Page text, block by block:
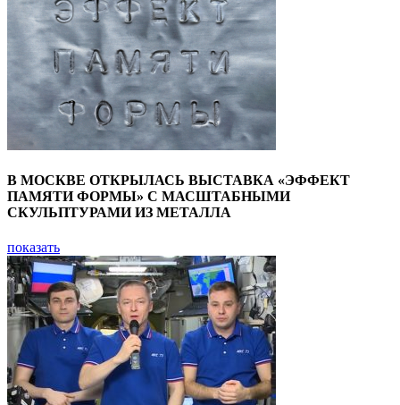
В МОСКВЕ ОТКРЫЛАСЬ ВЫСТАВКА «ЭФФЕКТ
ПАМЯТИ ФОРМЫ» С МАСШТАБНЫМИ
СКУЛЬПТУРАМИ ИЗ МЕТАЛЛА
показать